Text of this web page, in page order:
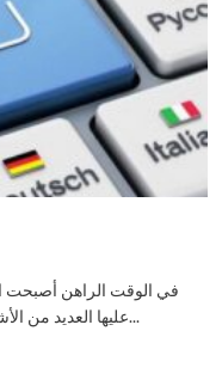
في الوقت الراهن أصبحت
عليها العديد من الأشخاص، خاصة في حال كانت تتعلق بترجمة...